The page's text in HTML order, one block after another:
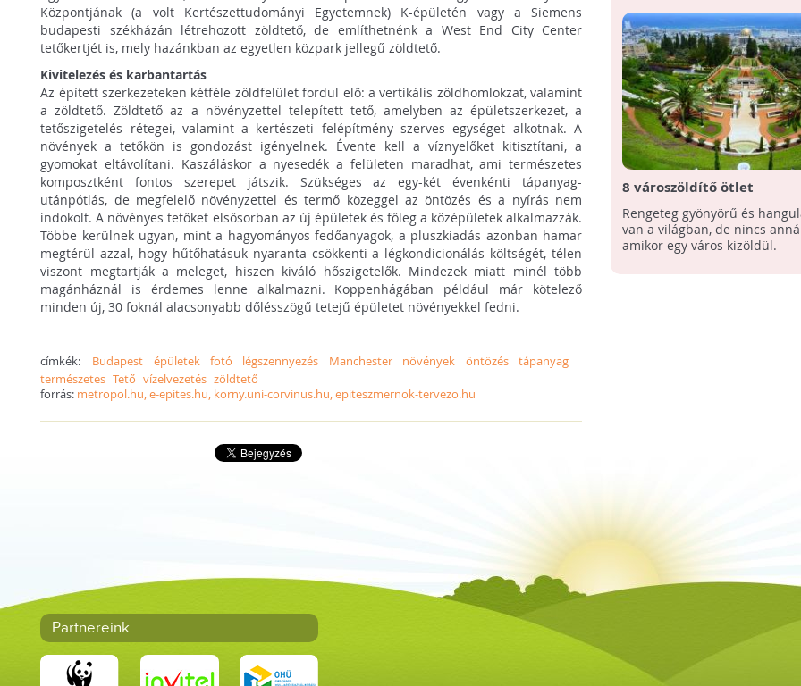
Központjának (a volt Kertészettudományi Egyetemnek) K-épületén vagy a Siemens
budapesti székházán létrehozott zöldtető, de említhetnénk a West End City Center
tetőkertjét is, mely hazánkban az egyetlen közpark jellegű zöldtető.
Kivitelezés és karbantartás
Az épített szerkezeteken kétféle zöldfelület fordul elő: a vertikális zöldhomlokzat, valamint
a zöldtető. Zöldtető az a növényzettel telepített tető, amelyben az épületszerkezet, a
tetőszigetelés rétegei, valamint a kertészeti felépítmény szerves egységet alkotnak. A
növények a tetőkön is gondozást igényelnek. Évente kell a víznyelőket kitisztítani, a
gyomokat eltávolítani. Kaszáláskor a nyesedék a felületen maradhat, ami természetes
komposztként fontos szerepet játszik. Szükséges az egy-két évenkénti tápanyag-
utánpótlás, de megfelelő növényzettel és termő közeggel az öntözés és a nyírás nem
indokolt. A növényes tetőket elsősorban az új épületek és főleg a középületek alkalmazzák.
Többe kerülnek ugyan, mint a hagyományos fedőanyagok, a pluszkiadás azonban hamar
megtérül azzal, hogy hűtőhatásuk nyaranta csökkenti a légkondicionálás költségét, télen
viszont megtartják a meleget, hiszen kiváló hőszigetelők. Mindezek miatt minél több
magánháznál is érdemes lenne alkalmazni. Koppenhágában például már kötelező
minden új, 30 foknál alacsonyabb dőlésszögű tetejű épületet növényekkel fedni.
címkék: Budapest épületek fotó légszennyezés Manchester növények öntözés
tápanyag
természetes Tető vízelvezetés zöldtető
forrás: metropol.hu, e-epites.hu, korny.uni-corvinus.hu, epiteszmernok-tervezo.hu
8 városzöldítő ötlet
Rengeteg gyönyörű és
van a világban, de nincs
amikor egy város kizöldül.
Partnereink